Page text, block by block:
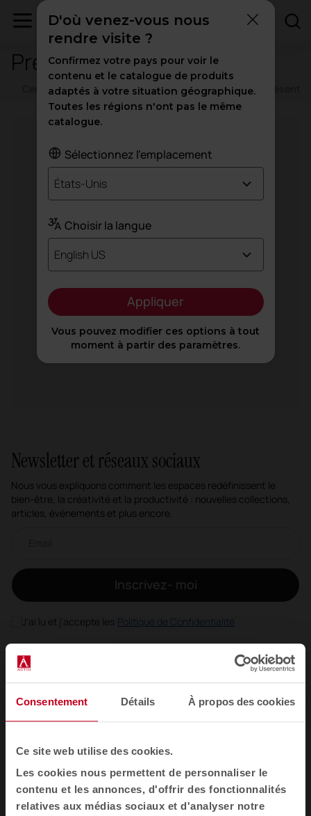
Consentement Détails À propos des cookies
Ce site web utilise des cookies.
Les cookies nous permettent de personnaliser le
contenu et les annonces, d'offrir des fonctionnalités
relatives aux médias sociaux et d'analyser notre
Presse
Certificats d'entreprise Images Vidéos
Mobilier
Fauteuils et canapés
Cabines acoustiques
Newsletter et réseaux sociaux
Nous vous expliquons comment les espaces redéfinissent le
bien-être, la créativité et la productivité : nouvelles collections,
articles, événements et plus encore.
Inscrivez- moi
J'ai lu et j'accepte les Politique de Confidentialité
D'où venez-vous nous
rendre visite ?
Confirmez votre pays pour voir le
contenu et le catalogue de produits
adaptés à votre situation géographique.
Toutes les régions n'ont pas le même
catalogue.
Sélectionnez l'emplacement
États-Unis
Choisir la langue
English US
Appliquer
Vous pouvez modifier ces options à tout
moment à partir des paramètres.